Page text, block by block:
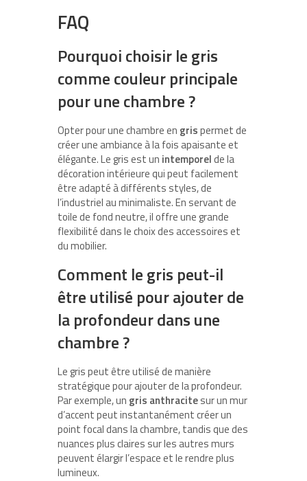
FAQ
Pourquoi choisir le gris
comme couleur principale
pour une chambre ?
Opter pour une chambre en grispermet de
créer une ambiance à la fois apaisante et
élégante. Le gris est un intemporelde la
décoration intérieure qui peut facilement
être adapté à différents styles, de
l’industriel au minimaliste. En servant de
toile de fond neutre, il offre une grande
flexibilité dans le choix des accessoires et
du mobilier.
Comment le gris peut-il
être utilisé pour ajouter de
la profondeur dans une
chambre ?
Le gris peut être utilisé de manière
stratégique pour ajouter de la profondeur.
Par exemple, un gris anthracitesur un mur
d’accent peut instantanément créer un
point focal dans la chambre, tandis que des
nuances plus claires sur les autres murs
peuvent élargir l’espace et le rendre plus
lumineux.